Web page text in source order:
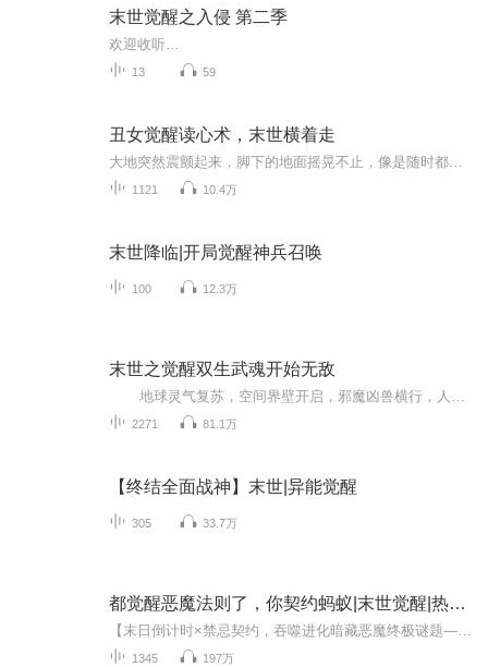
末世觉醒之入侵 第二季
欢迎收听…
13 59
丑女觉醒读心术，末世横着走
1121 10.4万
末世降临|开局觉醒神兵召唤
100 12.3万
末世之觉醒双生武魂开始无敌
2271 81.1万
【终结全面战神】末世|异能觉醒
305 33.7万
都觉醒恶魔法则了，你契约蚂蚁|末世觉醒|热血爽文
1345 197万